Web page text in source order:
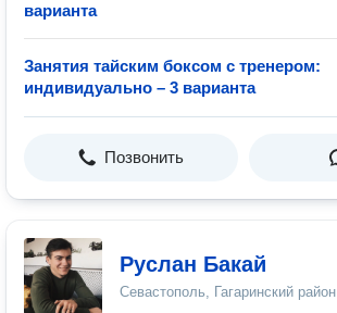
варианта
Занятия тайским боксом с тренером:
индивидуально – 3 варианта
Позвонить
Руслан Бакай
Севастополь, Гагаринский район